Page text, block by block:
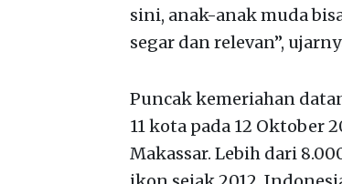
sini, anak-anak muda
segar dan relevan”,
Puncak kemeriahan
11 kota pada 12 Oktober
Makassar. Lebih dari